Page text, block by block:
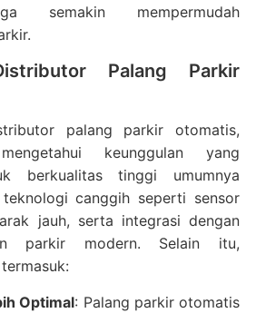
semakin mempermudah
Palang Parkir
palang parkir otomatis,
keunggulan yang
berkualitas tinggi umumnya
canggih seperti sensor
jauh, serta integrasi dengan
parkir modern. Selain itu,
Optimal: Palang parkir otomatis